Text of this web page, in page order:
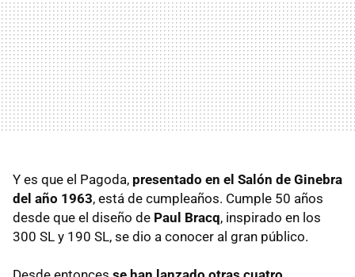
Y es que el Pagoda, presentado en el Salón de Ginebra
del año 1963, está de cumpleaños. Cumple 50 años
desde que el diseño de Paul Bracq, inspirado en los
300 SL y 190 SL, se dio a conocer al gran público.